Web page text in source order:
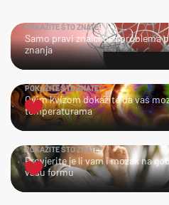
POKAŽITE ŠTO ZNATE!
Samo pravi znalci bez problema
znanja
POKAŽITE ŠTO ZNATE!
Ovim kvizom dokažite da vaš
temperaturama
POKAŽITE ŠTO ZNATE!
Provjerite je li vam i mozak na
vašu formu